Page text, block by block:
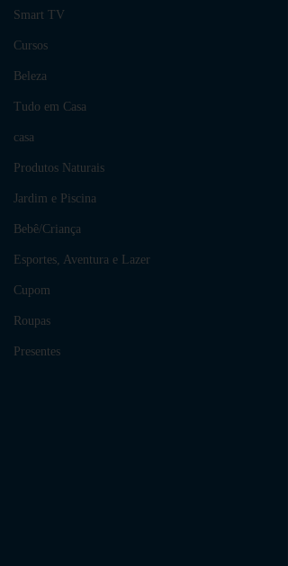
Smart TV
Cursos
Beleza
Tudo em Casa
casa
Produtos Naturais
Jardim e Piscina
Bebê/Criança
Esportes, Aventura e Lazer
Cupom
Roupas
Presentes